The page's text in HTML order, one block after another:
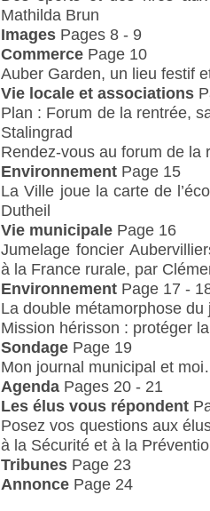
Mathilda Brun
Images Pages 8 - 9
Commerce Page 10
Auber Garden, un lieu festif
Vie locale et associations
Plan : Forum de la rentrée,
Stalingrad
Rendez-vous au forum de la
Environnement Page 15
La Ville joue la carte de
Dutheil
Vie municipale Page 16
Jumelage foncier
à la France rurale, par
Environnement Page 17 -
La double métamorphose
Mission hérisson : protéger
Sondage Page 19
Mon journal municipal et
Agenda Pages 20 - 21
Les élus vous répondent
Posez vos questions aux
à la Sécurité et à la
Tribunes Page 23
Annonce Page 24